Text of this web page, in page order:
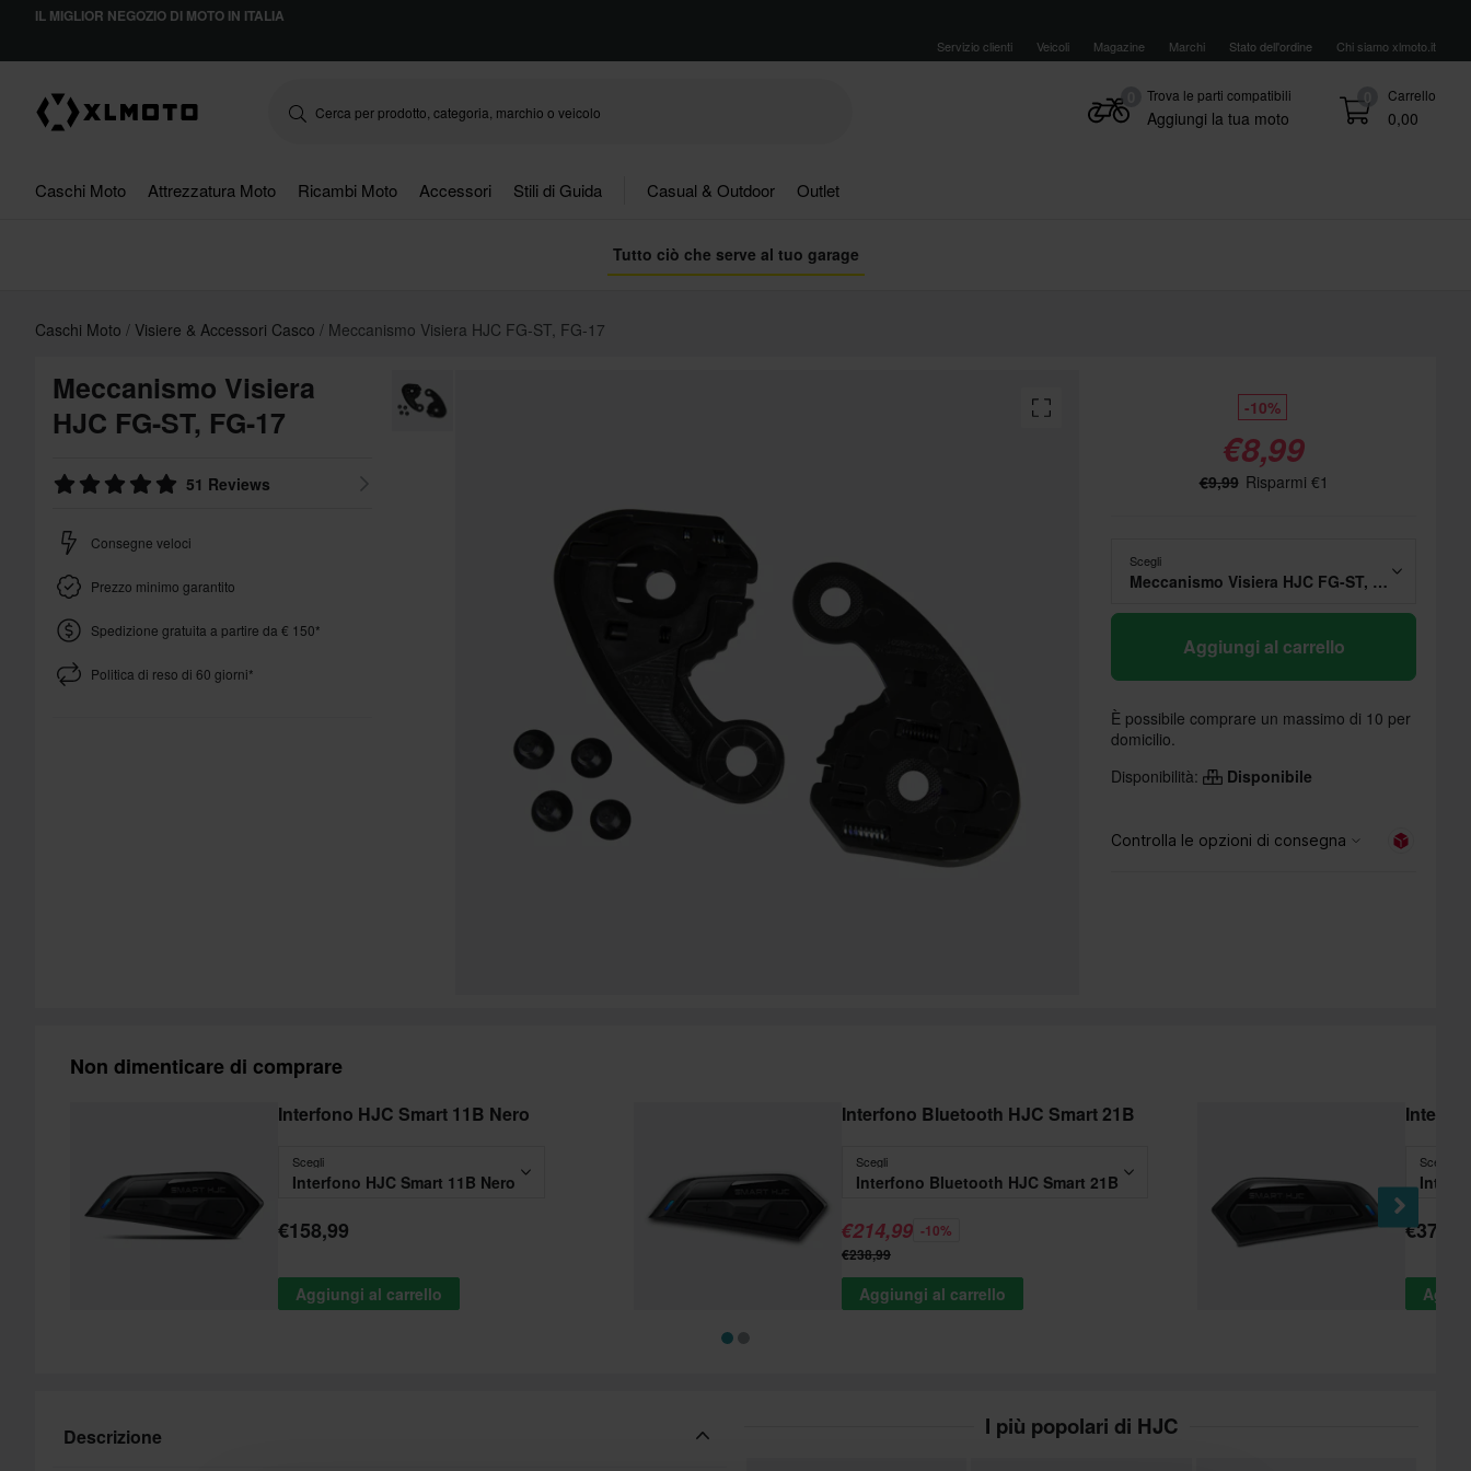
IL MIGLIOR NEGOZIO DI MOTO IN ITALIA
Servizio clienti Veicoli Magazine Marchi Stato dell'ordine Chi siamo xlmoto.it
0 Carrello
0,00
Trova le parti compatibili
Aggiungi la tua moto
Caschi Moto Attrezzatura Moto Ricambi Moto Accessori Stili di Guida Casual & Outdoor Outlet
Tutto ciò che serve al tuo garage
Caschi Moto Visiere & Accessori Casco Meccanismo Visiera HJC FG-ST, FG-17
Meccanismo Visiera
HJC FG-ST, FG-17
51 Reviews
Consegne veloci
Prezzo minimo garantito
Spedizione gratuita a partire da € 150*
Politica di reso di 60 giorni*
-10%
€8,99
€9,99 Risparmi €1
Scegli
Meccanismo Visiera HJC FG-ST, FG-17
Aggiungi al carrello
È possibile comprare un massimo di 10 per
domicilio.
Disponibilità:
Disponibile
Non dimenticare di comprare
Interfono HJC Smart 11B Nero
Scegli
Interfono HJC Smart 11B Nero
€158,99
Aggiungi al carrello
Interfono Bluetooth HJC Smart 21B
Scegli
Interfono Bluetooth HJC Smart 21B
€214,99 -10%
€238,99
Aggiungi al carrello
Scegli
Descrizione I più popolari di HJC